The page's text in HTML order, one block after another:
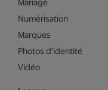
Mariage
Numérisation
Marques
Photos d'identité
Vidéo